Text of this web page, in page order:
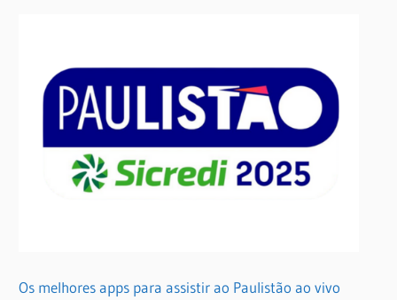
Os melhores apps para assistir ao Paulistão ao vivo